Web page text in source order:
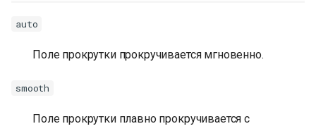
auto
Поле прокрутки прокручивается мгновенно.
smooth
Поле прокрутки плавно прокручивается с